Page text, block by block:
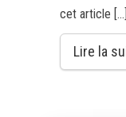
cet article […]
Lire la